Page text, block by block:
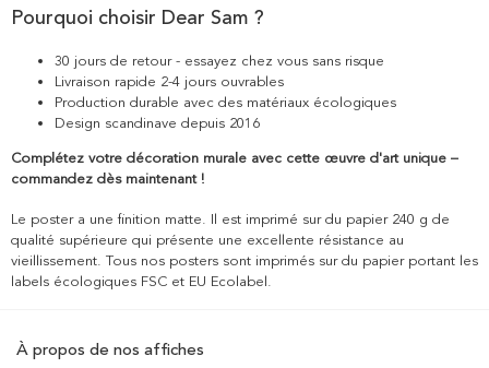
Pourquoi choisir Dear Sam ?
30 jours de retour - essayez chez vous sans risque
Livraison rapide 2-4 jours ouvrables
Production durable avec des matériaux écologiques
Design scandinave depuis 2016
Complétez votre décoration murale avec cette œuvre d'art unique –
commandez dès maintenant !
Le poster a une finition matte. Il est imprimé sur du papier 240 g de
qualité supérieure qui présente une excellente résistance au
vieillissement. Tous nos posters sont imprimés sur du papier portant les
labels écologiques FSC et EU Ecolabel.
À propos de nos affiches